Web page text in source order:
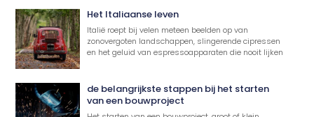
Het Italiaanse leven
Italië roept bij velen meteen beelden op van
zonovergoten landschappen, slingerende cipressen
en het geluid van espressoapparaten die nooit lijken
de belangrijkste stappen bij het starten
van een bouwproject